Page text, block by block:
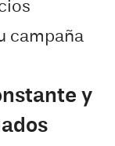
campaña
y